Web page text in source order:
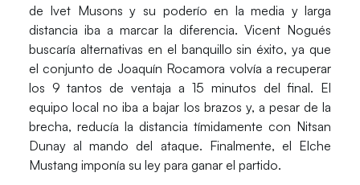
de Ivet Musons y su poderío en la media y larga
distancia iba a marcar la diferencia. Vicent Nogués
buscaría alternativas en el banquillo sin éxito, ya que
el conjunto de Joaquín Rocamora volvía a recuperar
los 9 tantos de ventaja a 15 minutos del final. El
equipo local no iba a bajar los brazos y, a pesar de la
brecha, reducía la distancia tímidamente con Nitsan
Dunayal mando del ataque. Finalmente, el Elche
Mustang imponía su ley para ganar el partido.